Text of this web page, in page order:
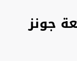
جونز